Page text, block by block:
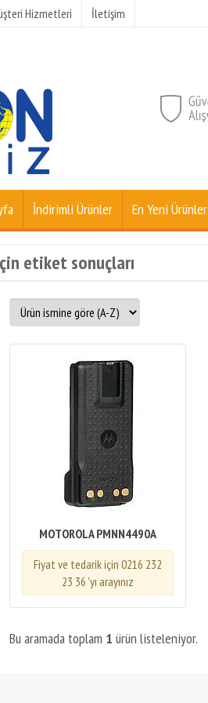
Hizmetleri İletişim
İndirimli Ürünler En Yeni Ürünler
etiket sonuçları
MOTOROLA PMNN4490A
Fiyat ve tedarik için 0216 232
23 36 'yı arayınız
Bu aramada toplam 1 ürün listeleniyor.